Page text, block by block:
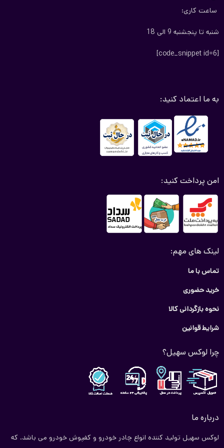
ساعت کاری:
شنبه تا پنجشنبه 9 الی 18
[code_snippet id=6]
به ما اعتماد کنید:
امن پرداخت کنید:
لینک های مهم:
تماس با ما
خرید حضوری
نحوه بازگردانی کالا
شرایط قوانین
چرا لوکس سهیل؟
درباره ما
لوکس سهیل تولید کننده انواع چادر خودرو و کفپوش خودرو می باشد. که